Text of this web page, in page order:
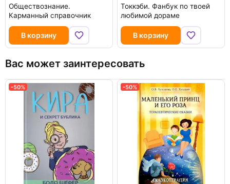
Обществознание.
Карманный справочник
В корзину
Токкэби. Фанбук по твоей
любимой дораме
В корзину
Вас может заинтересовать
-50% -50%